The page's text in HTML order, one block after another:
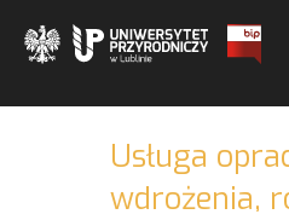
Usługa
wdrożenia,